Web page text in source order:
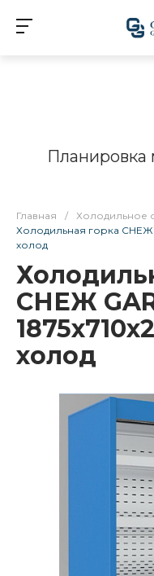
Планировка
Главная / Холодильное
Холодильная горка СНЕЖ
холод
СНЕЖ
холод